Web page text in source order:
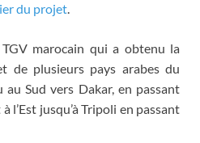
du projet.
marocain qui a obtenu la
de plusieurs pays arabes du
Sud vers Dakar, en passant
l’Est jusqu’à Tripoli en passant